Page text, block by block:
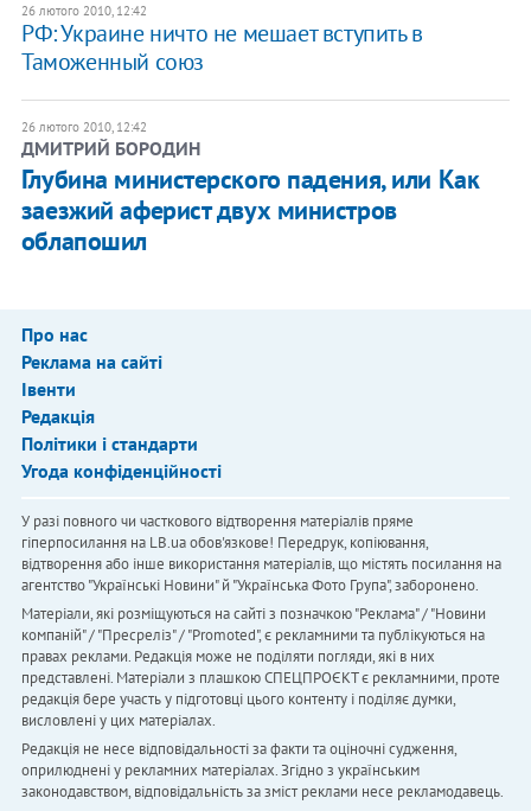
26 лютого 2010, 12:42
РФ: Украине ничто не мешает вступить в
Таможенный союз
26 лютого 2010, 12:42
ДМИТРИЙ БОРОДИН
Глубина министерского падения, или Как
заезжий аферист двух министров
облапошил
Про нас
Реклама на сайті
Івенти
Редакція
Політики і стандарти
Угода конфіденційності
У разі повного чи часткового відтворення матеріалів пряме
гіперпосилання на LB.ua обов'язкове! Передрук, копіювання,
відтворення або інше використання матеріалів, що містять посилання на
агентство "Українськi Новини" й "Українська Фото Група", заборонено.
Матеріали, які розміщуються на сайті з позначкою "Реклама" / "Новини
компаній" / "Пресреліз" / "Promoted", є рекламними та публікуються на
правах реклами. Редакція може не поділяти погляди, які в них
представлені. Матеріали з плашкою СПЕЦПРОЄКТ є рекламними, проте
редакція бере участь у підготовці цього контенту і поділяє думки,
висловлені у цих матеріалах.
Редакція не несе відповідальності за факти та оціночні судження,
оприлюднені у рекламних матеріалах. Згідно з українським
законодавством, відповідальність за зміст реклами несе рекламодавець.